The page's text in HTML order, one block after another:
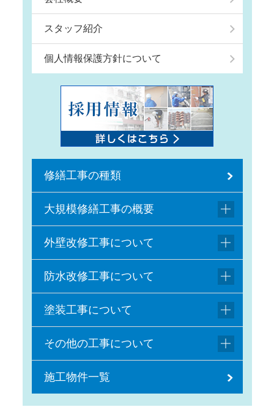
スタッフ紹介
個人情報保護方針について
修繕工事の種類
大規模修繕工事の概要
外壁改修工事について
防水改修工事について
塗装工事について
その他の工事について
施工物件一覧